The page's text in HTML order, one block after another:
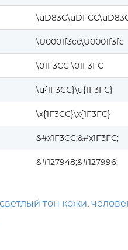
\U0001f3cc\U0001f3fc
\01F3CC \01F3FC
\u{1F3CC}\u{1F3FC}
\x{1F3CC}\x{1F3FC}
&#x1F3CC;&#x1F3FC;
&#127948;&#127996;
тон кожи,